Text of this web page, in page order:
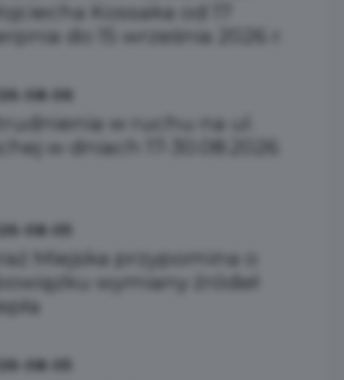
Kossaka od 17
do 15 września 2026 r.
w ruchu na ul.
w dniach 17-30.08.2026
Miejska przypomina o
wymiany źródeł